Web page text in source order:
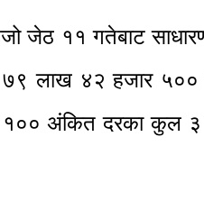
जेठ ११ गतेबाट
लाख ४२ हजार ५००
अंकित दरका कुल ३